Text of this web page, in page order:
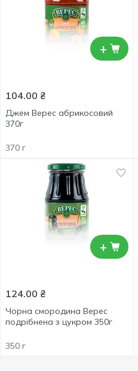
+
104.00 ₴
Джем Верес абрикосовий
370г
370 г
+
124.00 ₴
Чорна смородина Верес
подрібнена з цукром 350г
350 г